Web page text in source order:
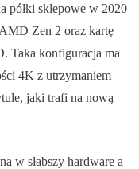
półki sklepowe w 2020
Zen 2 oraz kartę
Taka konfiguracja ma
4K z utrzymaniem
jaki trafi na nową
w słabszy hardware a